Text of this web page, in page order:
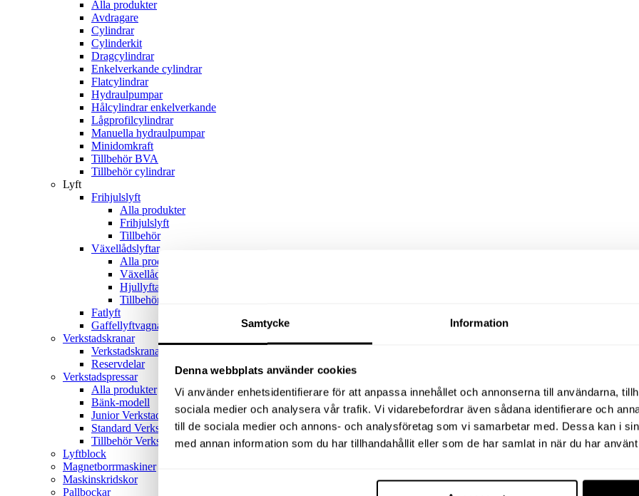
Samtycke Information
Denna webbplats använder cookies
Vi använder enhetsidentifierare för att anpassa innehållet och annonserna till användarna,
sociala medier och analysera vår trafik. Vi vidarebefordrar även sådana identifierare och
till de sociala medier och annons- och analysföretag som vi samarbetar med. Dessa kan i
med annan information som du har tillhandahållit eller som de har samlat in när du har
Alla produkter
Avdragare
Cylindrar
Cylinderkit
Dragcylindrar
Enkelverkande cylindrar
Flatcylindrar
Hydraulpumpar
Hålcylindrar enkelverkande
Lågprofilcylindrar
Manuella hydraulpumpar
Minidomkraft
Tillbehör BVA
Tillbehör cylindrar
Lyft
Frihjulslyft
Alla produkter
Frihjulslyft
Tillbehör
Växellådslyftar
Alla produkter
Växellådslyftar
Hjullyftar
Tillbehör
Fatlyft
Gaffellyftvagnar
Verkstadskranar
Verkstadskranar
Reservdelar
Verkstadspressar
Alla produkter
Bänk-modell
Junior Verkstadspress
Standard Verkstadspress
Tillbehör Verkstadspressar
Lyftblock
Magnetborrmaskiner
Maskinskridskor
Pallbockar